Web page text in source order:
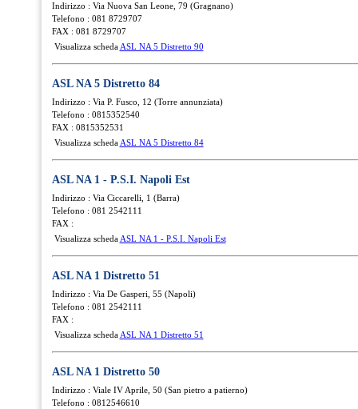
Indirizzo : Via Nuova San Leone, 79 (Gragnano)
Telefono : 081 8729707
FAX : 081 8729707
Visualizza scheda ASL NA 5 Distretto 90
ASL NA 5 Distretto 84
Indirizzo : Via P. Fusco, 12 (Torre annunziata)
Telefono : 0815352540
FAX : 0815352531
Visualizza scheda ASL NA 5 Distretto 84
ASL NA 1 - P.S.I. Napoli Est
Indirizzo : Via Ciccarelli, 1 (Barra)
Telefono : 081 2542111
FAX :
Visualizza scheda ASL NA 1 - P.S.I. Napoli Est
ASL NA 1 Distretto 51
Indirizzo : Via De Gasperi, 55 (Napoli)
Telefono : 081 2542111
FAX :
Visualizza scheda ASL NA 1 Distretto 51
ASL NA 1 Distretto 50
Indirizzo : Viale IV Aprile, 50 (San pietro a patierno)
Telefono : 0812546610